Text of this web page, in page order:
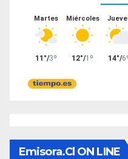
Emisora.cl ON LINE